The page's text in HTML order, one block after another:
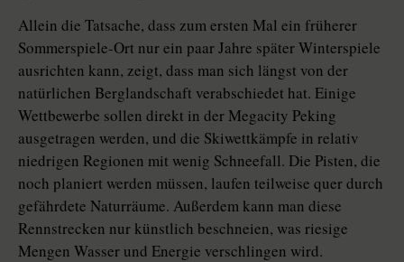
Allein die Tatsache, dass zum ersten Mal ein früherer
Sommerspiele-Ort nur ein paar Jahre später Winterspiele
ausrichten kann, zeigt, dass man sich längst von der
natürlichen Berg­landschaft verabschiedet hat. ­Einige
Wettbewerbe sollen direkt in der Mega­city Peking
ausgetragen werden, und die Skiwettkämpfe in relativ
niedrigen Regionen mit wenig Schneefall. Die ­Pisten, die
noch planiert werden ­müssen, laufen teilweise quer durch
­gefährdete Naturräume. Außerdem kann man diese
Rennstrecken nur künstlich beschneien, was riesige
Mengen ­Wasser und Energie verschlingen wird.